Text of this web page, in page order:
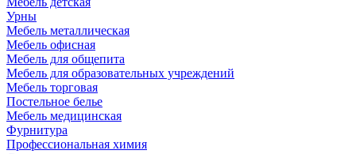
Урны
Мебель металлическая
Мебель офисная
Мебель для общепита
Мебель для образовательных учреждений
Мебель торговая
Постельное белье
Мебель медицинская
Фурнитура
Профессиональная химия